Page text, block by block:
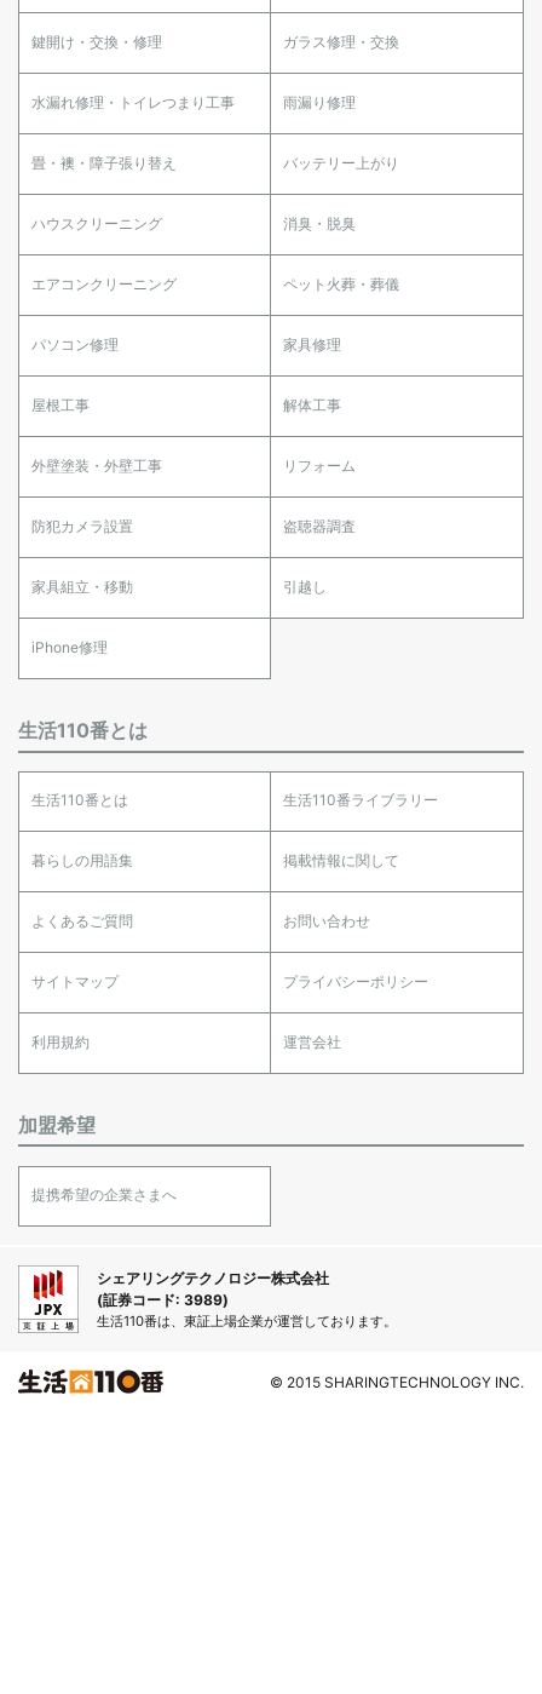
鍵開け・交換・修理 ガラス修理・交換
水漏れ修理・トイレつまり工事 雨漏り修理
畳・襖・障子張り替え バッテリー上がり
ハウスクリーニング 消臭・脱臭
エアコンクリーニング ペット火葬・葬儀
パソコン修理 家具修理
屋根工事 解体工事
外壁塗装・外壁工事 リフォーム
防犯カメラ設置 盗聴器調査
家具組立・移動 引越し
iPhone修理
生活110番とは
生活110番とは 生活110番ライブラリー
暮らしの用語集 掲載情報に関して
よくあるご質問 お問い合わせ
サイトマップ プライバシーポリシー
利用規約 運営会社
加盟希望
提携希望の企業さまへ
シェアリングテクノロジー株式会社
(証券コード: 3989)
生活110番は、東証上場企業が運営しております。
© 2015 SHARINGTECHNOLOGY INC.